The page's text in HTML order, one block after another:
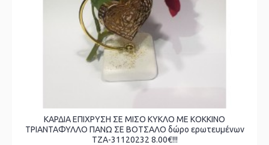
ΚΑΡΔΙΑ ΕΠΙΧΡΥΣΗ ΣΕ ΜΙΣΟ ΚΥΚΛΟ ΜΕ ΚΟΚΚΙΝΟ
ΤΡΙΑΝΤΑΦΥΛΛΟ ΠΑΝΩ ΣΕ ΒΟΤΣΑΛΟ δώρο ερωτευμένων
ΤΖΑ-31120232 8.00€!!!